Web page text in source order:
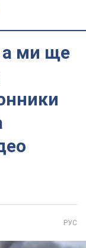
а ми ще
РУС